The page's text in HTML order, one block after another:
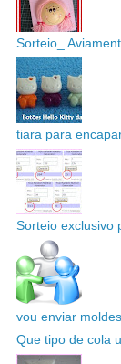
Sorteio_
tiara para
Sorteio exclusivo
vou enviar
Que tipo de cola